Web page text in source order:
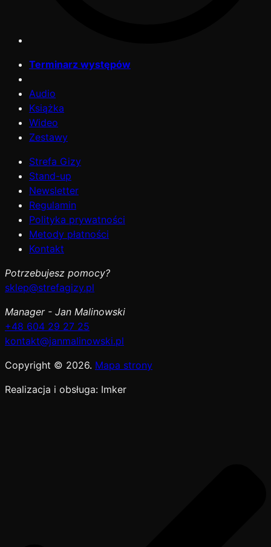
Terminarz występów
Audio
Książka
Wideo
Zestawy
Strefa Gizy
Stand-up
Newsletter
Regulamin
Polityka prywatności
Metody płatności
Kontakt
Potrzebujesz pomocy?
sklep@strefagizy.pl
Manager - Jan Malinowski
+48 604 29 27 25
kontakt@janmalinowski.pl
Copyright © 2026. Mapa strony
Realizacja i obsługa: Imker